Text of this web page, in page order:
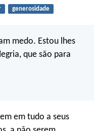
generosidade
medo. Estou lhes
que são para
em tudo a seus